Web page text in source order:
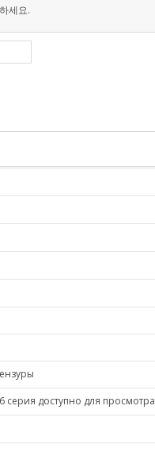
세요.
серия доступно для просмотра